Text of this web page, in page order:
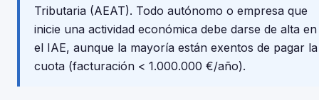
Tributaria (AEAT). Todo autónomo o empresa que
inicie una actividad económica debe darse de alta en
el IAE, aunque la mayoría están exentos de pagar la
cuota (facturación < 1.000.000 €/año).